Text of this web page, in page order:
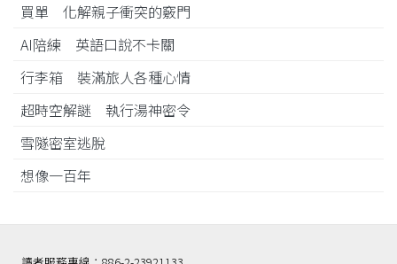
買單 化解親子衝突的竅門
AI陪練 英語口說不卡關
行李箱 裝滿旅人各種心情
超時空解謎 執行湯神密令
雪隧密室逃脫
想像一百年